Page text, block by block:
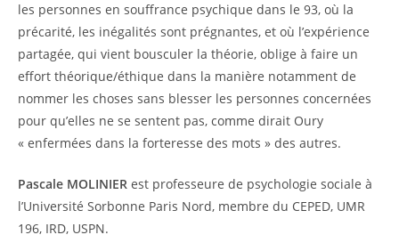
les personnes en souffrance psychique dans le 93, où la
précarité, les inégalités sont prégnantes, et où l’expérience
partagée, qui vient bousculer la théorie, oblige à faire un
effort théorique/éthique dans la manière notamment de
nommer les choses sans blesser les personnes concernées
pour qu’elles ne se sentent pas, comme dirait Oury
« enfermées dans la forteresse des mots » des autres.
Pascale MOLINIER est professeure de psychologie sociale à
l’Université Sorbonne Paris Nord, membre du CEPED, UMR
196, IRD, USPN.